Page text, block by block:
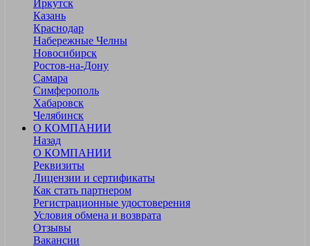
Иркутск
Казань
Краснодар
Набережные Челны
Новосибирск
Ростов-на-Дону
Самара
Симферополь
Хабаровск
Челябинск
О КОМПАНИИ
Назад
О КОМПАНИИ
Реквизиты
Лицензии и сертификаты
Как стать партнером
Регистрационные удостоверения
Условия обмена и возврата
Отзывы
Вакансии